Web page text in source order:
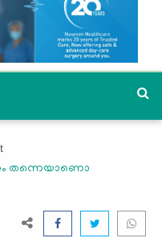
തന്നെയാണൊ